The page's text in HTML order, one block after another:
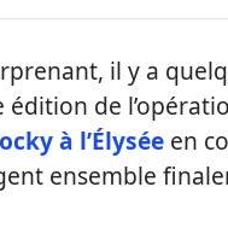
il y a
de
à l’Élysée en
ensemble